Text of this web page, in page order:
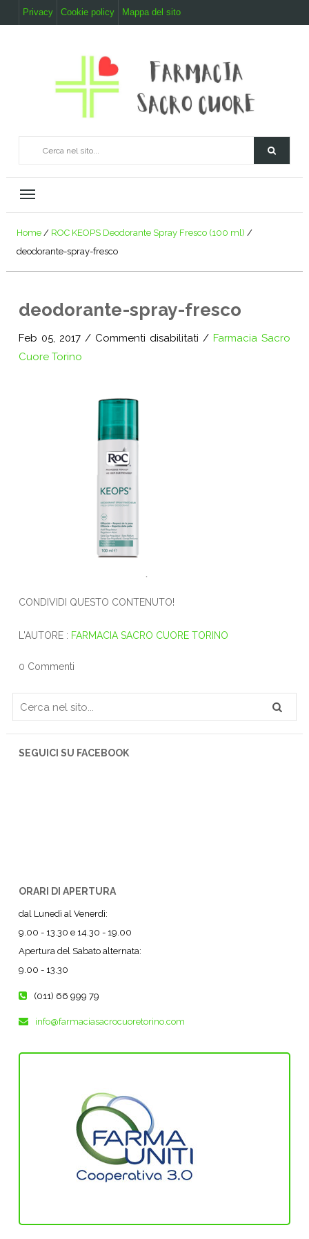
Privacy Cookie policy Mappa del sito
Home / ROC KEOPS Deodorante Spray Fresco (100 ml) /
deodorante-spray-fresco
deodorante-spray-fresco
Feb 05, 2017 / Commenti disabilitati su
/ Farmacia Sacro
Cuore Torino
CONDIVIDI QUESTO CONTENUTO!
L'AUTORE : FARMACIA SACRO CUORE TORINO
0 Commenti
SEGUICI SU FACEBOOK
ORARI DI APERTURA
dal Lunedì al Venerdì:
9.00 - 13.30 e 14.30 - 19.00
Apertura del Sabato alternata:
9.00 - 13.30
(011) 66 999 79
info@farmaciasacrocuoretorino.com